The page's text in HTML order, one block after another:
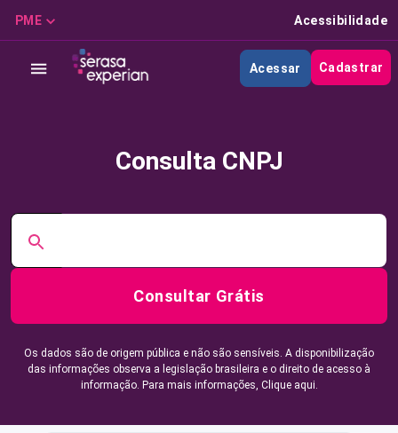
PME Acessibilidade
Acessar Cadastrar
Consulta CNPJ
Consultar Grátis
Os dados são de origem pública e não são sensíveis. A disponibilização
das informações observa a legislação brasileira e o direito de acesso à
informação. Para mais informações, Clique aqui.